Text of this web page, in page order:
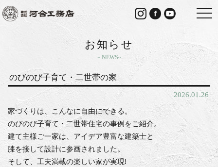
お知らせ
NEWS
のびのび子育て・二世帯の家
2026.01.26
家づくりは、こんなに自由にできる。
のびのび子育て・二世帯住宅の事例をご紹介。
建て主様ご一家は、アイデア豊富な建築士と
膝を接して設計に参画されました。
そして、工夫満載の楽しい家が実現!